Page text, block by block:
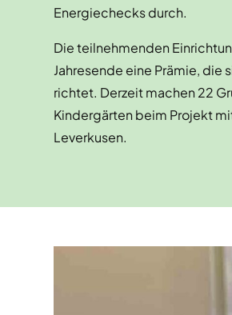
Energiechecks durch.
Die teilnehmenden
Jahresende eine Prämie, die
richtet. Derzeit machen 22
Kindergärten beim Projekt
Leverkusen.